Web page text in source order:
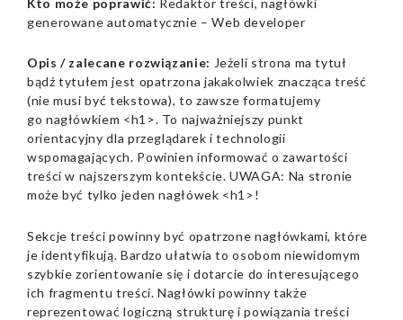
generowane automatycznie – Web developer
Opis / zalecane rozwiązanie: Jeżeli strona ma tytuł
bądź tytułem jest opatrzona jakakolwiek znacząca treść
(nie musi być tekstowa), to zawsze formatujemy
go nagłówkiem <h1>. To najważniejszy punkt
orientacyjny dla przeglądarek i technologii
wspomagających. Powinien informować o zawartości
treści w najszerszym kontekście. UWAGA: Na stronie
może być tylko jeden nagłówek <h1>!
Sekcje treści powinny być opatrzone nagłówkami, które
je identyfikują. Bardzo ułatwia to osobom niewidomym
szybkie zorientowanie się i dotarcie do interesującego
ich fragmentu treści. Nagłówki powinny także
reprezentować logiczną strukturę i powiązania treści